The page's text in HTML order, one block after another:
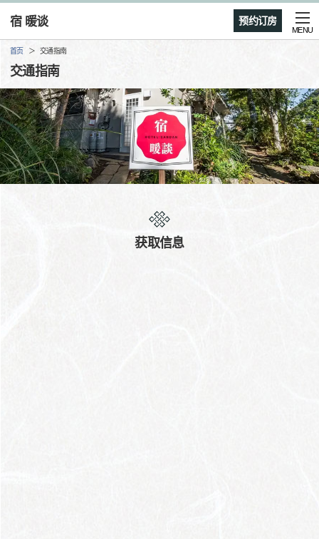
预约订房
宿 暖谈
MENU
首页 交通指南
交通指南
获取信息